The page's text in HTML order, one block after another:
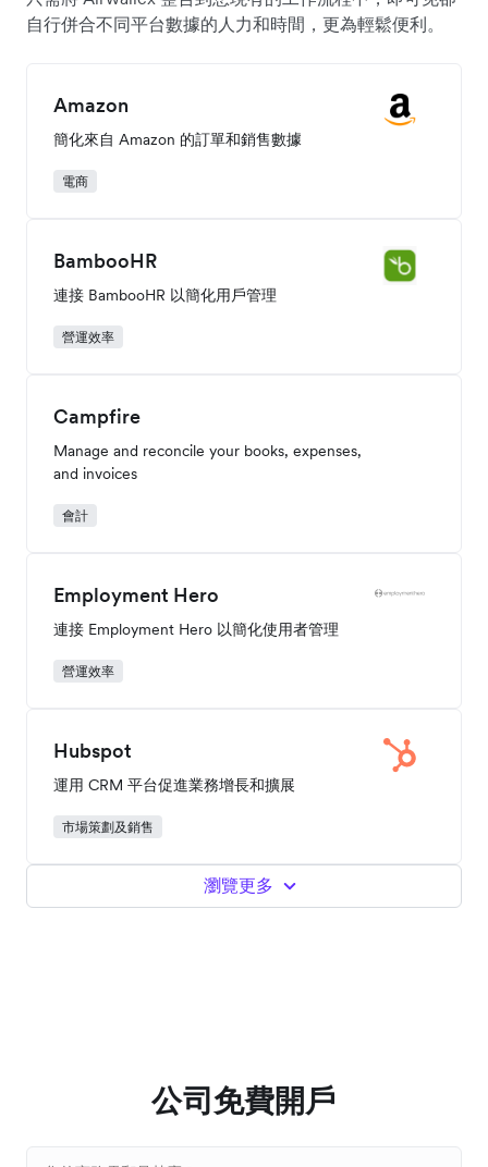
自行併合不同平台數據的人力和時間，更為輕鬆便利。
Amazon
簡化來自 Amazon 的訂單和銷售數據
電商
BambooHR
連接 BambooHR 以簡化用戶管理
營運效率
Campfire
Manage and reconcile your books, expenses,
and invoices
會計
Employment Hero
連接 Employment Hero 以簡化使用者管理
營運效率
Hubspot
運用 CRM 平台促進業務增長和擴展
市場策劃及銷售
瀏覽更多
公司免費開戶